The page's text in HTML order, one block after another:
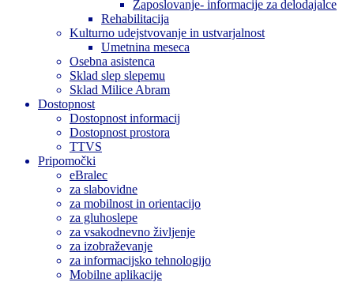
Zaposlovanje- informacije za delodajalce
Rehabilitacija
Kulturno udejstvovanje in ustvarjalnost
Umetnina meseca
Osebna asistenca
Sklad slep slepemu
Sklad Milice Abram
Dostopnost
Dostopnost informacij
Dostopnost prostora
TTVS
Pripomočki
eBralec
za slabovidne
za mobilnost in orientacijo
za gluhoslepe
za vsakodnevno življenje
za izobraževanje
za informacijsko tehnologijo
Mobilne aplikacije